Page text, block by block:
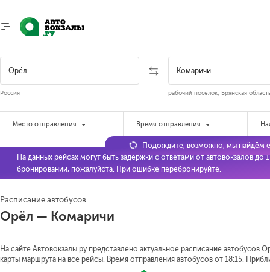
Россия рабочий поселок, Брянская
Место отправления Время отправления
На данных рейсах могут быть задержки с ответами от автовокзалов до
бронировании, пожалуйста. При ошибке перебронируйте.
Расписание автобусов
Орёл — Комаричи
На сайте Автовокзалы.ру представлено актуальное расписание автобусов
карты маршрута на все рейсы. Время отправления автобусов от 18:15.
Подождите, возможно, мы найдём